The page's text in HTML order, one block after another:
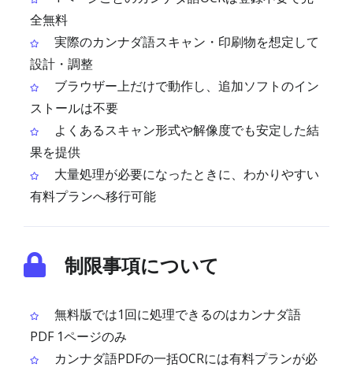
全無料
実際のカンナダ語スキャン・印刷物を想定して
設計・調整
ブラウザー上だけで動作し、追加ソフトのイン
ストールは不要
よくあるスキャン形式や解像度でも安定した結
果を提供
大量処理が必要になったときに、わかりやすい
有料プランへ移行可能
制限事項について
無料版では1回に処理できるのはカンナダ語
PDF 1ページのみ
カンナダ語PDFの一括OCRには有料プランが必